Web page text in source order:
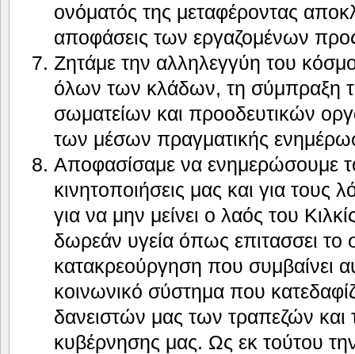
ονόματός της μεταφέροντας
αποφάσεις των εργαζομένων
Ζητάμε την αλληλεγγύη του
όλων των κλάδων, τη σύμπραξη
σωματείων και προοδευτικών
των μέσων πραγματικής
Αποφασίσαμε να ενημερώσουμε
κινητοποιήσεις μας και για τους
για να μην μείνει ο λαός του
δωρεάν υγεία όπως επιτασσει
κατακρεούργηση που συμβαίνει
κοινωνικό σύστημα που
δανειστών μας των τραπεζών και
κυβέρνησης μας. Ως εκ τούτου